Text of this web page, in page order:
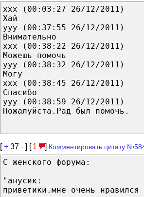
xxx (00:03:27 26/12/2011)
Хай
yyy (00:37:55 26/12/2011)
Внимательно
xxx (00:38:22 26/12/2011)
Можешь помочь
yyy (00:38:32 26/12/2011)
Могу
xxx (00:38:45 26/12/2011)
Спасибо
yyy (00:38:59 26/12/2011)
Пожалуйста.Рад был помочь.
[+ 37 - ] [ 1 ] Комментировать цитату
С женского форума:
"анусик:
приветики.мне очень